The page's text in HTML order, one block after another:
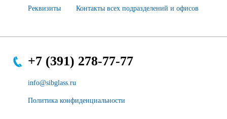
Реквизиты Контакты всех подразделений и офисов
+7 (391) 278-77-77
info@sibglass.ru
Политика конфиденциальности